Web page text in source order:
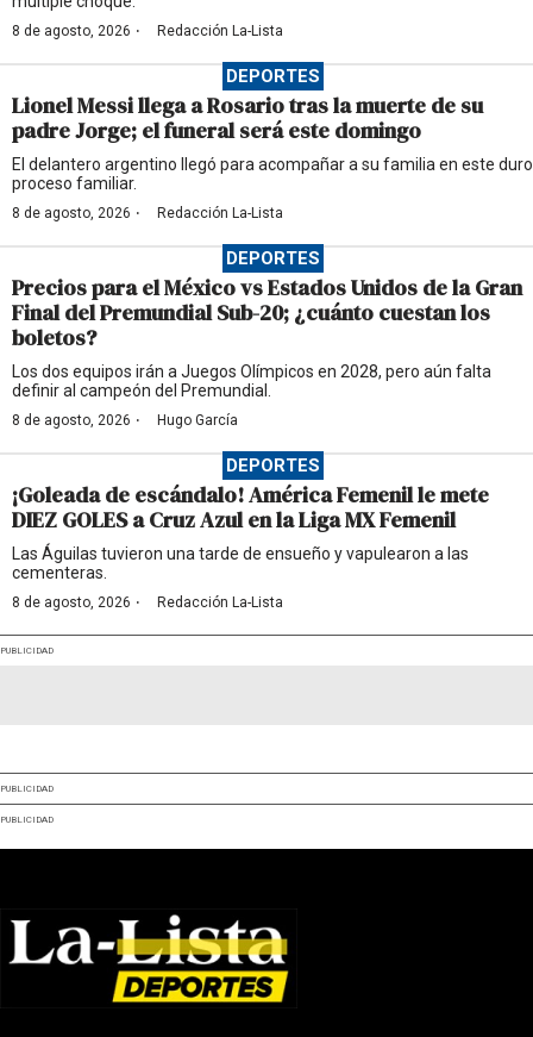
8 de agosto, 2026 · Redacción La-Lista
DEPORTES
Lionel Messi llega a Rosario tras la muerte de su
padre Jorge; el funeral será este domingo
El delantero argentino llegó para acompañar a su familia en este duro
proceso familiar.
8 de agosto, 2026 · Redacción La-Lista
DEPORTES
Precios para el México vs Estados Unidos de la Gran
Final del Premundial Sub-20; ¿cuánto cuestan los
boletos?
Los dos equipos irán a Juegos Olímpicos en 2028, pero aún falta
definir al campeón del Premundial.
8 de agosto, 2026 · Hugo García
DEPORTES
¡Goleada de escándalo! América Femenil le mete
DIEZ GOLES a Cruz Azul en la Liga MX Femenil
Las Águilas tuvieron una tarde de ensueño y vapulearon a las
cementeras.
8 de agosto, 2026 · Redacción La-Lista
PUBLICIDAD
PUBLICIDAD
PUBLICIDAD